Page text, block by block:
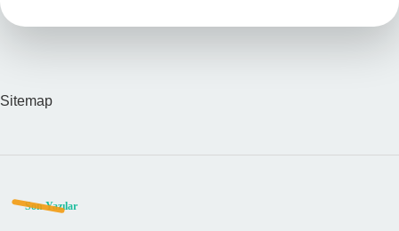
Sitemap
Sidebar
Son Yazılar